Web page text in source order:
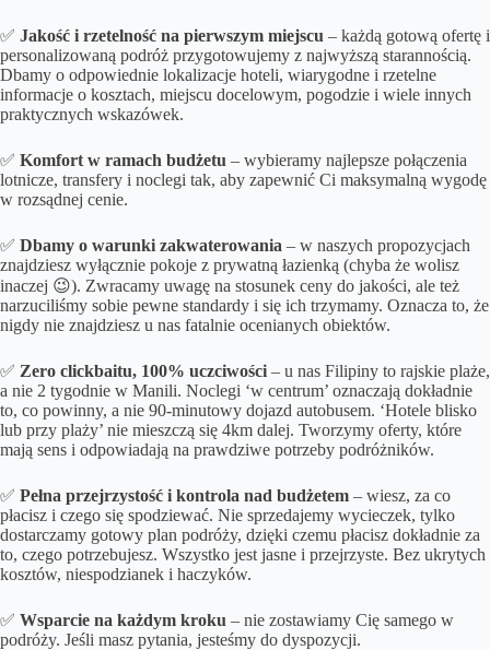
✅ Jakość i rzetelność na pierwszym miejscu – każdą gotową ofertę i
personalizowaną podróż przygotowujemy z najwyższą starannością.
Dbamy o odpowiednie lokalizacje hoteli, wiarygodne i rzetelne
informacje o kosztach, miejscu docelowym, pogodzie i wiele innych
praktycznych wskazówek.
✅ Komfort w ramach budżetu – wybieramy najlepsze połączenia
lotnicze, transfery i noclegi tak, aby zapewnić Ci maksymalną wygodę
w rozsądnej cenie.
✅ Dbamy o warunki zakwaterowania – w naszych propozycjach
znajdziesz wyłącznie pokoje z prywatną łazienką (chyba że wolisz
inaczej 😉). Zwracamy uwagę na stosunek ceny do jakości, ale też
narzuciliśmy sobie pewne standardy i się ich trzymamy. Oznacza to, że
nigdy nie znajdziesz u nas fatalnie ocenianych obiektów.
✅ Zero clickbaitu, 100% uczciwości – u nas Filipiny to rajskie plaże,
a nie 2 tygodnie w Manili. Noclegi ‘w centrum’ oznaczają dokładnie
to, co powinny, a nie 90-minutowy dojazd autobusem. ‘Hotele blisko
lub przy plaży’ nie mieszczą się 4km dalej. Tworzymy oferty, które
mają sens i odpowiadają na prawdziwe potrzeby podróżników.
✅ Pełna przejrzystość i kontrola nad budżetem – wiesz, za co
płacisz i czego się spodziewać. Nie sprzedajemy wycieczek, tylko
dostarczamy gotowy plan podróży, dzięki czemu płacisz dokładnie za
to, czego potrzebujesz. Wszystko jest jasne i przejrzyste. Bez ukrytych
kosztów, niespodzianek i haczyków.
✅ Wsparcie na każdym kroku – nie zostawiamy Cię samego w
podróży. Jeśli masz pytania, jesteśmy do dyspozycji.